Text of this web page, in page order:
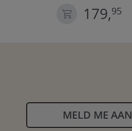
179,95
MELD ME AAN